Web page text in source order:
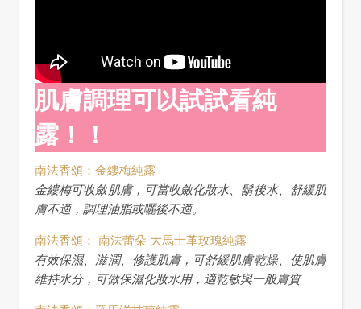
肌膚調理可以試試看純
露！！
南法香頌：金縷梅純露
金縷梅可收斂肌膚，可當收斂化妝水、鬍後水、舒緩肌
膚不適，調理油脂或曬後不適。
南法香頌： 南法蕾朵 大馬士革玫瑰純露
有效保濕、滋潤、修護肌膚，可舒緩肌膚乾燥、使肌膚
維持水分，可做保濕化妝水用，適乾敏與一般膚質